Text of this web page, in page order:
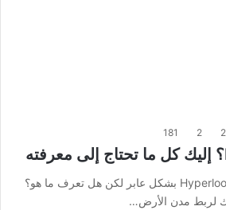
2
181
على الأرجح سمعت عن Hyperloop بشكل عابر لكن هل تعرف ما هو؟
لربط مدن الأرض…